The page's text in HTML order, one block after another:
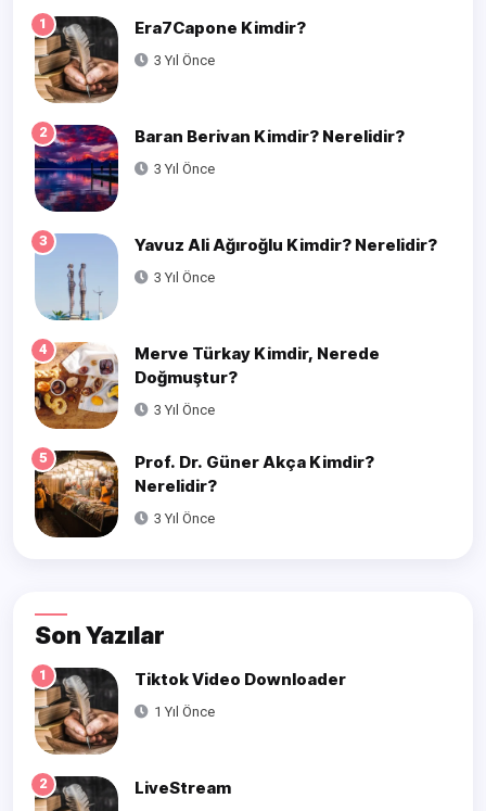
1 Era7Capone Kimdir?
3 Yıl Önce
2 Baran Berivan Kimdir? Nerelidir?
3 Yıl Önce
3 Yavuz Ali Ağıroğlu Kimdir? Nerelidir?
3 Yıl Önce
4
Merve Türkay Kimdir, Nerede
Doğmuştur?
3 Yıl Önce
5
Prof. Dr. Güner Akça Kimdir?
Nerelidir?
3 Yıl Önce
Son Yazılar
1 Tiktok Video Downloader
1 Yıl Önce
2 LiveStream